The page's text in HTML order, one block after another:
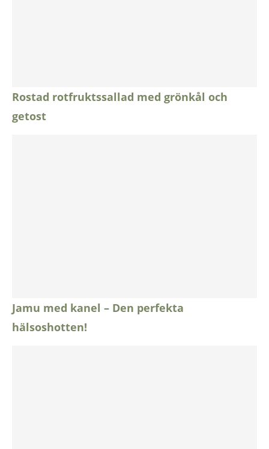
Rostad rotfruktssallad med grönkål och
getost
Jamu med kanel – Den perfekta
hälsoshotten!